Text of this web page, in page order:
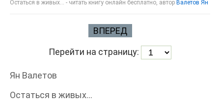
Остаться в живых… - читать книгу онлайн бесплатно, автор Валетов Ян
ВПЕРЕД
Перейти на страницу:
Ян Валетов
Остаться в живых…